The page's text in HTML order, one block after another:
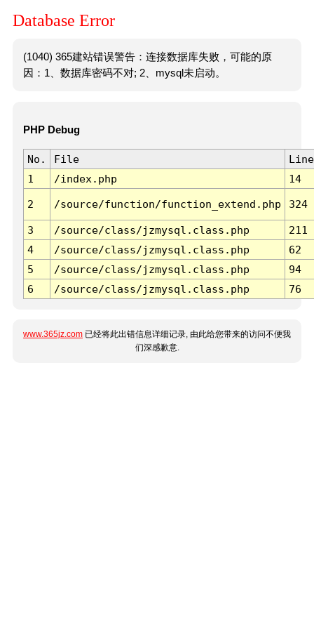
Database Error
(1040) 365建站错误警告：连接数据库失败，可能的原
因：1、数据库密码不对; 2、mysql未启动。
PHP Debug
No. File
Line
1
/index.php 14
2 /source/function/function_extend.php 324
3 /source/class/jzmysql.class.php
211
4
/source/class/jzmysql.class.php
62
5
/source/class/jzmysql.class.php
94
6
/source/class/jzmysql.class.php 76
www.365jz.com 已经将此出错信息详细记录, 由此给您带来的访问不便我
们深感歉意.